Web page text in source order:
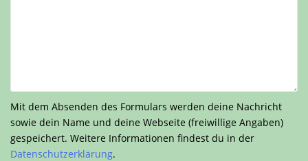
Mit dem Absenden des Formulars werden deine Nachricht
sowie dein Name und deine Webseite (freiwillige Angaben)
gespeichert. Weitere Informationen findest du in der
Datenschutzerklärung.